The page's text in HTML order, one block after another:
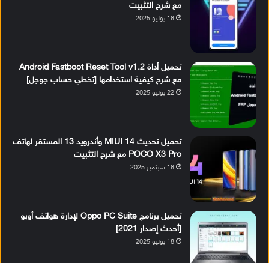
مع شرح التثبيت
18 يوليو 2025
تحميل أداة Android Fastboot Reset Tool v1.2
مع شرح كيفية استخدامها [تخطي حساب جوجل]
22 يوليو 2025
تحميل تحديث MIUI 14 وأندرويد 13 المستقر لهاتف
POCO X3 Pro مع شرح التثبيت
18 سبتمبر 2025
تحميل برنامج Oppo PC Suite لإدارة هواتف أوبو
[أحدث إصدار 2021]
18 يوليو 2025